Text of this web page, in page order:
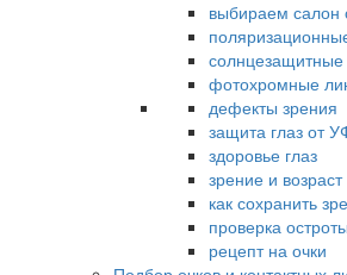
выбираем салон
фотохромные
дефекты зрения
защита глаз от
здоровье глаз
зрение и возраст
как сохранить
проверка
рецепт на очки